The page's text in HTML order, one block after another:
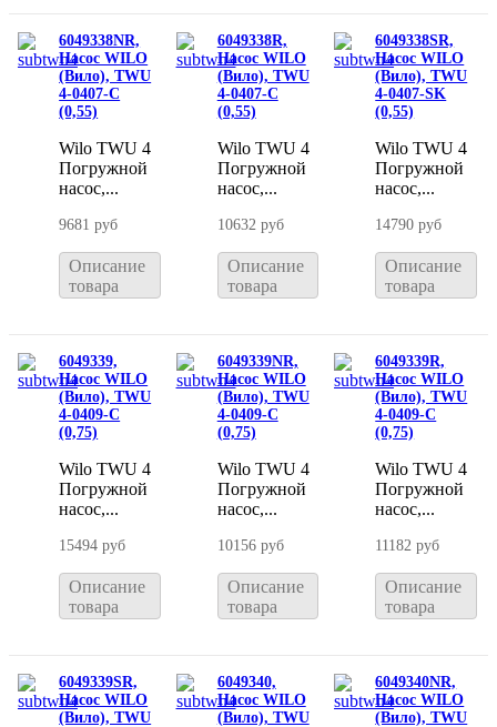
6049338NR,
Насос WILO
(Вило), TWU
4-0407-C
(0,55)
Wilo TWU 4
Погружной
насос,...
9681 руб
Описание
товара
6049338R,
Насос WILO
(Вило), TWU
4-0407-C
(0,55)
Wilo TWU 4
Погружной
насос,...
10632 руб
Описание
товара
6049338SR,
Насос WILO
(Вило), TWU
4-0407-SK
(0,55)
Wilo TWU 4
Погружной
насос,...
14790 руб
Описание
товара
6049339,
Насос WILO
(Вило), TWU
4-0409-C
(0,75)
Wilo TWU 4
Погружной
насос,...
15494 руб
Описание
товара
6049339NR,
Насос WILO
(Вило), TWU
4-0409-C
(0,75)
Wilo TWU 4
Погружной
насос,...
10156 руб
Описание
товара
6049339R,
Насос WILO
(Вило), TWU
4-0409-C
(0,75)
Wilo TWU 4
Погружной
насос,...
11182 руб
Описание
товара
6049339SR,
Насос WILO
(Вило), TWU
6049340,
Насос WILO
(Вило), TWU
6049340NR,
Насос WILO
(Вило), TWU